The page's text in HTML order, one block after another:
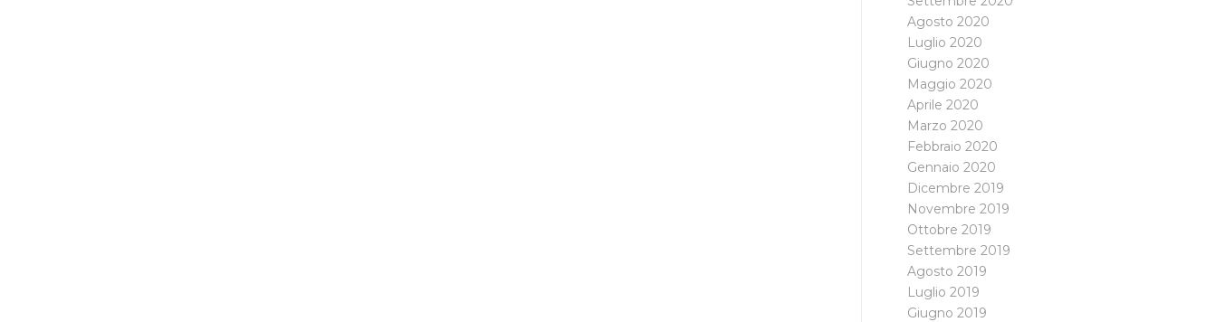
Agosto 2020
Luglio 2020
Giugno 2020
Maggio 2020
Aprile 2020
Marzo 2020
Febbraio 2020
Gennaio 2020
Dicembre 2019
Novembre 2019
Ottobre 2019
Settembre 2019
Agosto 2019
Luglio 2019
Giugno 2019